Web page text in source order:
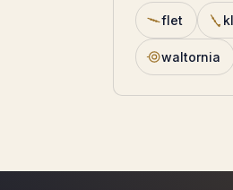
flet
waltornia